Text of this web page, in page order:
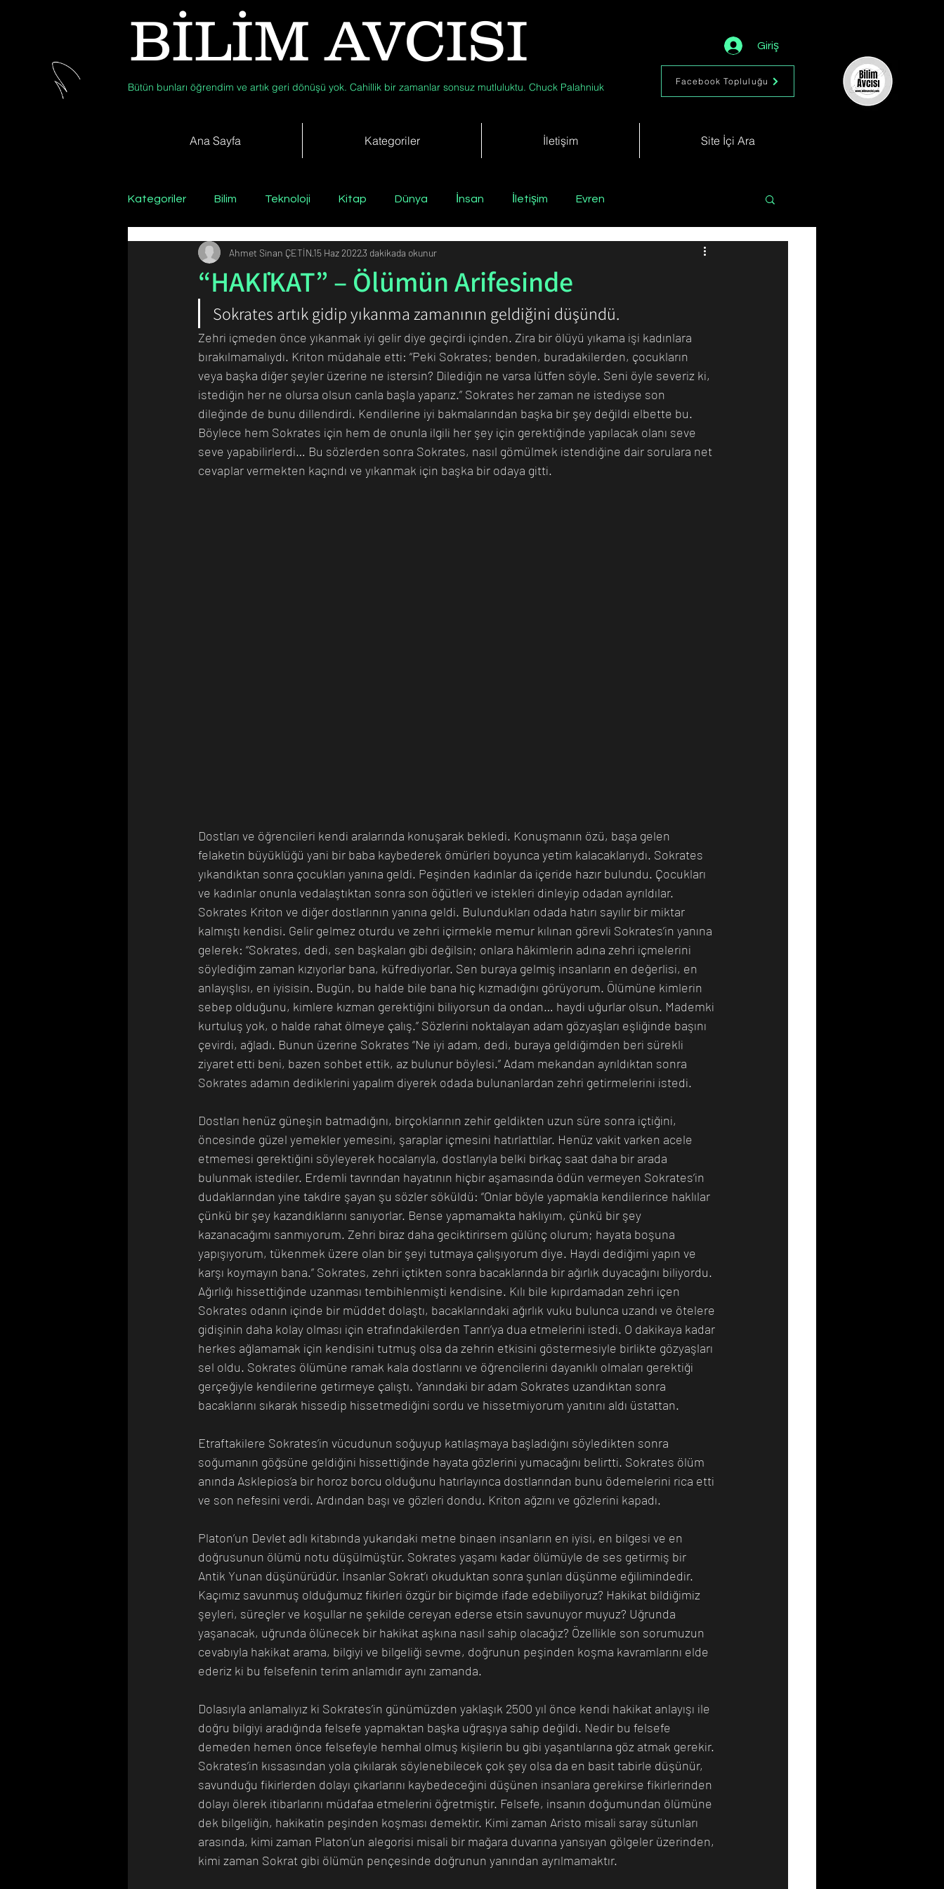
BİLİM AVCISI
Bütün bunları öğrendim ve artık geri dönüşü yok. Cahillik bir zamanlar sonsuz mutluluktu. Chuck Palahniuk
Giriş
Facebook Topluluğu
Ana Sayfa Kategoriler İletişim Site İçi Ara
Kategoriler Bilim Teknoloji Kitap Dünya İnsan İletişim Evren
Psikoloji / Sosyoloji / Felsefe Tıp Arkeoloji
Günün Fotoğrafı Biyoloji Günün Düşüneni Çevre Kısa Kısa Bilim
“HAKİKAT” – Ölümün Arifesinde
Ahmet Sinan ÇETİN 15 Haz 20223 dakikada okunur
Sokrates artık gidip yıkanma zamanının geldiğini düşündü.
Zehri içmeden önce yıkanmak iyi gelir diye geçirdi içinden. Zira bir ölüyü yıkama işi kadınlara
bırakılmamalıydı. Kriton müdahale etti: “Peki Sokrates; benden, buradakilerden, çocukların
veya başka diğer şeyler üzerine ne istersin? Dilediğin ne varsa lütfen söyle. Seni öyle severiz ki,
istediğin her ne olursa olsun canla başla yaparız.” Sokrates her zaman ne istediyse son
dileğinde de bunu dillendirdi. Kendilerine iyi bakmalarından başka bir şey değildi elbette bu.
Böylece hem Sokrates için hem de onunla ilgili her şey için gerektiğinde yapılacak olanı seve
seve yapabilirlerdi… Bu sözlerden sonra Sokrates, nasıl gömülmek istendiğine dair sorulara net
cevaplar vermekten kaçındı ve yıkanmak için başka bir odaya gitti.
Dostları ve öğrencileri kendi aralarında konuşarak bekledi. Konuşmanın özü, başa gelen
felaketin büyüklüğü yani bir baba kaybederek ömürleri boyunca yetim kalacaklarıydı. Sokrates
yıkandıktan sonra çocukları yanına geldi. Peşinden kadınlar da içeride hazır bulundu. Çocukları
ve kadınlar onunla vedalaştıktan sonra son öğütleri ve istekleri dinleyip odadan ayrıldılar.
Sokrates Kriton ve diğer dostlarının yanına geldi. Bulundukları odada hatırı sayılır bir miktar
kalmıştı kendisi. Gelir gelmez oturdu ve zehri içirmekle memur kılınan görevli Sokrates’in yanına
gelerek: “Sokrates, dedi, sen başkaları gibi değilsin; onlara hâkimlerin adına zehri içmelerini
söylediğim zaman kızıyorlar bana, küfrediyorlar. Sen buraya gelmiş insanların en değerlisi, en
anlayışlısı, en iyisisin. Bugün, bu halde bile bana hiç kızmadığını görüyorum. Ölümüne kimlerin
sebep olduğunu, kimlere kızman gerektiğini biliyorsun da ondan… haydi uğurlar olsun. Mademki
kurtuluş yok, o halde rahat ölmeye çalış.” Sözlerini noktalayan adam gözyaşları eşliğinde başını
çevirdi, ağladı. Bunun üzerine Sokrates “Ne iyi adam, dedi, buraya geldiğimden beri sürekli
ziyaret etti beni, bazen sohbet ettik, az bulunur böylesi.” Adam mekandan ayrıldıktan sonra
Sokrates adamın dediklerini yapalım diyerek odada bulunanlardan zehri getirmelerini istedi.
Dostları henüz güneşin batmadığını, birçoklarının zehir geldikten uzun süre sonra içtiğini,
öncesinde güzel yemekler yemesini, şaraplar içmesini hatırlattılar. Henüz vakit varken acele
etmemesi gerektiğini söyleyerek hocalarıyla, dostlarıyla belki birkaç saat daha bir arada
bulunmak istediler. Erdemli tavrından hayatının hiçbir aşamasında ödün vermeyen Sokrates’in
dudaklarından yine takdire şayan şu sözler söküldü: “Onlar böyle yapmakla kendilerince haklılar
çünkü bir şey kazandıklarını sanıyorlar. Bense yapmamakta haklıyım, çünkü bir şey
kazanacağımı sanmıyorum. Zehri biraz daha geciktirirsem gülünç olurum; hayata boşuna
yapışıyorum, tükenmek üzere olan bir şeyi tutmaya çalışıyorum diye. Haydi dediğimi yapın ve
karşı koymayın bana.” Sokrates, zehri içtikten sonra bacaklarında bir ağırlık duyacağını biliyordu.
Ağırlığı hissettiğinde uzanması tembihlenmişti kendisine. Kılı bile kıpırdamadan zehri içen
Sokrates odanın içinde bir müddet dolaştı, bacaklarındaki ağırlık vuku bulunca uzandı ve ötelere
gidişinin daha kolay olması için etrafındakilerden Tanrı’ya dua etmelerini istedi. O dakikaya kadar
herkes ağlamamak için kendisini tutmuş olsa da zehrin etkisini göstermesiyle birlikte gözyaşları
sel oldu. Sokrates ölümüne ramak kala dostlarını ve öğrencilerini dayanıklı olmaları gerektiği
gerçeğiyle kendilerine getirmeye çalıştı. Yanındaki bir adam Sokrates uzandıktan sonra
bacaklarını sıkarak hissedip hissetmediğini sordu ve hissetmiyorum yanıtını aldı üstattan.
Etraftakilere Sokrates’in vücudunun soğuyup katılaşmaya başladığını söyledikten sonra
soğumanın göğsüne geldiğini hissettiğinde hayata gözlerini yumacağını belirtti. Sokrates ölüm
anında Asklepios’a bir horoz borcu olduğunu hatırlayınca dostlarından bunu ödemelerini rica etti
ve son nefesini verdi. Ardından başı ve gözleri dondu. Kriton ağzını ve gözlerini kapadı.
Platon’un Devlet adlı kitabında yukarıdaki metne binaen insanların en iyisi, en bilgesi ve en
doğrusunun ölümü notu düşülmüştür. Sokrates yaşamı kadar ölümüyle de ses getirmiş bir
Antik Yunan düşünürüdür. İnsanlar Sokrat’ı okuduktan sonra şunları düşünme eğilimindedir.
Kaçımız savunmuş olduğumuz fikirleri özgür bir biçimde ifade edebiliyoruz? Hakikat bildiğimiz
şeyleri, süreçler ve koşullar ne şekilde cereyan ederse etsin savunuyor muyuz? Uğrunda
yaşanacak, uğrunda ölünecek bir hakikat aşkına nasıl sahip olacağız? Özellikle son sorumuzun
cevabıyla hakikat arama, bilgiyi ve bilgeliği sevme, doğrunun peşinden koşma kavramlarını elde
ederiz ki bu felsefenin terim anlamıdır aynı zamanda.
Dolasıyla anlamalıyız ki Sokrates’in günümüzden yaklaşık 2500 yıl önce kendi hakikat anlayışı ile
doğru bilgiyi aradığında felsefe yapmaktan başka uğraşıya sahip değildi. Nedir bu felsefe
demeden hemen önce felsefeyle hemhal olmuş kişilerin bu gibi yaşantılarına göz atmak gerekir.
Sokrates’in kıssasından yola çıkılarak söylenebilecek çok şey olsa da en basit tabirle düşünür,
savunduğu fikirlerden dolayı çıkarlarını kaybedeceğini düşünen insanlara gerekirse fikirlerinden
dolayı ölerek itibarlarını müdafaa etmelerini öğretmiştir. Felsefe, insanın doğumundan ölümüne
dek bilgeliğin, hakikatin peşinden koşması demektir. Kimi zaman Aristo misali saray sütunları
arasında, kimi zaman Platon’un alegorisi misali bir mağara duvarına yansıyan gölgeler üzerinden,
kimi zaman Sokrat gibi ölümün pençesinde doğrunun yanından ayrılmamaktır.